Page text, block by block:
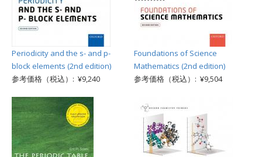
Periodicity and the s- and p-
block elements (2nd edition)
参考価格（税込）: ¥9,240
Foundations of Science
Mathematics (2nd edition)
参考価格（税込）: ¥9,504